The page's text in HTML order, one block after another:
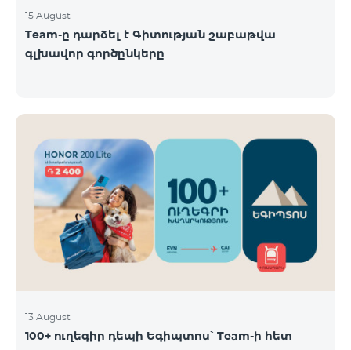
15 August
Team-ը դարձել է Գիտության շաբաթվա
գլխավոր գործընկերը
13 August
100+ ուղեգիր դեպի Եգիպտոս՝ Team-ի հետ